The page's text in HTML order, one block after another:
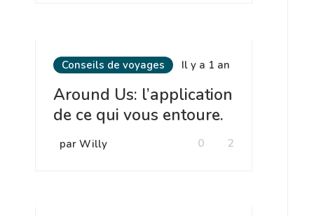
Conseils de voyages Il y a 1 an
Around Us: l’application
de ce qui vous entoure.
par Willy 2
0